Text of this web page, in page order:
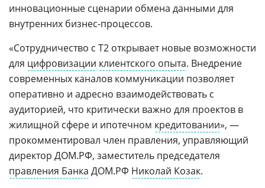
инновационные сценарии обмена данными для
внутренних бизнес-процессов.
«Сотрудничество с Т2 открывает новые возможности
для цифровизации клиентского опыта. Внедрение
современных каналов коммуникации позволяет
оперативно и адресно взаимодействовать с
аудиторией, что критически важно для проектов в
жилищной сфере и ипотечном кредитовании», —
прокомментировал член правления, управляющий
директор ДОМ.РФ, заместитель председателя
правления Банка ДОМ.РФ Николай Козак.